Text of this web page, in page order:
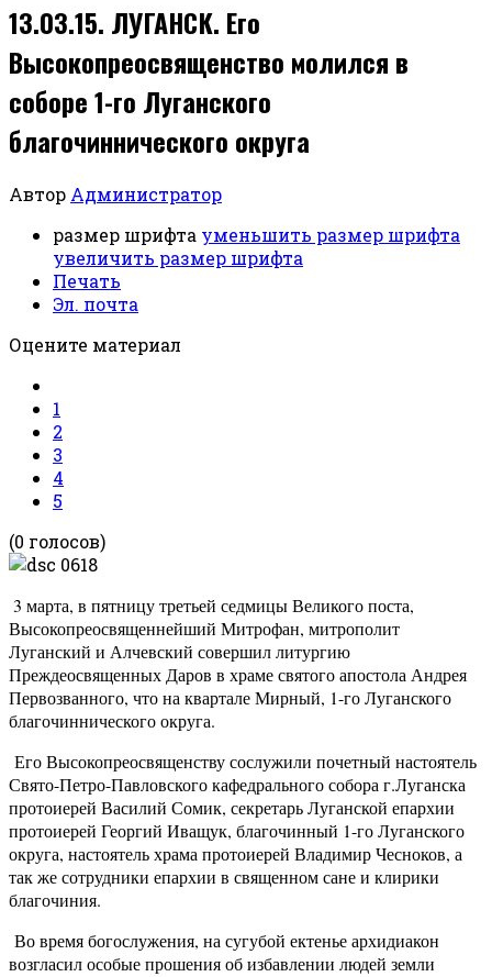
13.03.15. ЛУГАНСК. Его
Высокопреосвященство молился в
соборе 1-го Луганского
благочиннического округа
Автор Администратор
размер шрифта уменьшить размер шрифта
увеличить размер шрифта
Печать
Эл. почта
Оцените материал
1
2
3
4
5
(0 голосов)
3 марта, в пятницу третьей седмицы Великого поста,
Высокопреосвященнейший Митрофан, митрополит
Луганский и Алчевский совершил литургию
Преждеосвященных Даров в храме святого апостола Андрея
Первозванного, что на квартале Мирный, 1-го Луганского
благочиннического округа.
Его Высокопреосвященству сослужили почетный настоятель
Свято-Петро-Павловского кафедрального собора г.Луганска
протоиерей Василий Сомик, секретарь Луганской епархии
протоиерей Георгий Иващук, благочинный 1-го Луганского
округа, настоятель храма протоиерей Владимир Чесноков, а
так же сотрудники епархии в священном сане и клирики
благочиния.
Во время богослужения, на сугубой ектенье архидиакон
возгласил особые прошения об избавлении людей земли